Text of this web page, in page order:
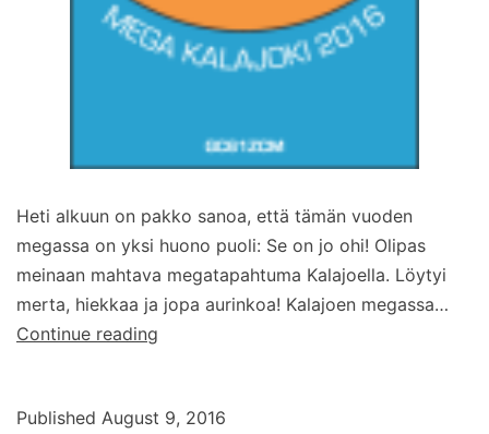
Heti alkuun on pakko sanoa, että tämän vuoden
megassa on yksi huono puoli: Se on jo ohi! Olipas
meinaan mahtava megatapahtuma Kalajoella. Löytyi
merta, hiekkaa ja jopa aurinkoa! Kalajoen megassa…
Continue reading
–
Published August 9, 2016